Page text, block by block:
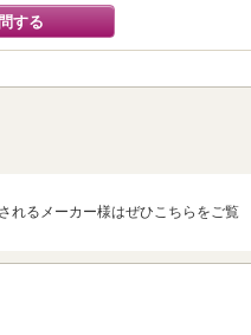
する
れるメーカー様はぜひこちらをご覧